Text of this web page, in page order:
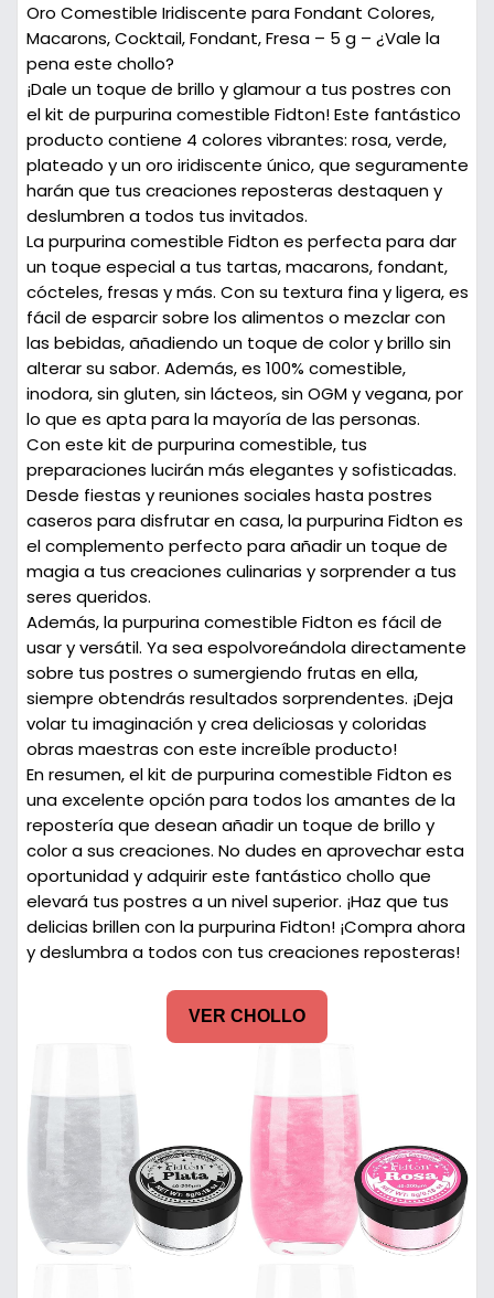
Oro Comestible Iridiscente para Fondant Colores,
Macarons, Cocktail, Fondant, Fresa – 5 g – ¿Vale la
pena este chollo?
¡Dale un toque de brillo y glamour a tus postres con
el kit de purpurina comestible Fidton! Este fantástico
producto contiene 4 colores vibrantes: rosa, verde,
plateado y un oro iridiscente único, que seguramente
harán que tus creaciones reposteras destaquen y
deslumbren a todos tus invitados.
La purpurina comestible Fidton es perfecta para dar
un toque especial a tus tartas, macarons, fondant,
cócteles, fresas y más. Con su textura fina y ligera, es
fácil de esparcir sobre los alimentos o mezclar con
las bebidas, añadiendo un toque de color y brillo sin
alterar su sabor. Además, es 100% comestible,
inodora, sin gluten, sin lácteos, sin OGM y vegana, por
lo que es apta para la mayoría de las personas.
Con este kit de purpurina comestible, tus
preparaciones lucirán más elegantes y sofisticadas.
Desde fiestas y reuniones sociales hasta postres
caseros para disfrutar en casa, la purpurina Fidton es
el complemento perfecto para añadir un toque de
magia a tus creaciones culinarias y sorprender a tus
seres queridos.
Además, la purpurina comestible Fidton es fácil de
usar y versátil. Ya sea espolvoreándola directamente
sobre tus postres o sumergiendo frutas en ella,
siempre obtendrás resultados sorprendentes. ¡Deja
volar tu imaginación y crea deliciosas y coloridas
obras maestras con este increíble producto!
En resumen, el kit de purpurina comestible Fidton es
una excelente opción para todos los amantes de la
repostería que desean añadir un toque de brillo y
color a sus creaciones. No dudes en aprovechar esta
oportunidad y adquirir este fantástico chollo que
elevará tus postres a un nivel superior. ¡Haz que tus
delicias brillen con la purpurina Fidton! ¡Compra ahora
y deslumbra a todos con tus creaciones reposteras!
VER CHOLLO